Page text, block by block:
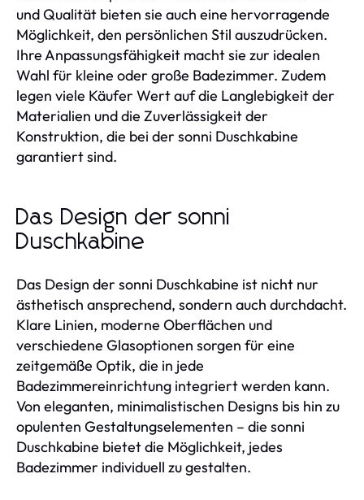
und Qualität bieten sie auch eine hervorragende
Möglichkeit, den persönlichen Stil auszudrücken.
Ihre Anpassungsfähigkeit macht sie zur idealen
Wahl für kleine oder große Badezimmer. Zudem
legen viele Käufer Wert auf die Langlebigkeit der
Materialien und die Zuverlässigkeit der
Konstruktion, die bei der sonni Duschkabine
garantiert sind.
Das Design der sonni
Duschkabine
Das Design der sonni Duschkabine ist nicht nur
ästhetisch ansprechend, sondern auch durchdacht.
Klare Linien, moderne Oberflächen und
verschiedene Glasoptionen sorgen für eine
zeitgemäße Optik, die in jede
Badezimmereinrichtung integriert werden kann.
Von eleganten, minimalistischen Designs bis hin zu
opulenten Gestaltungselementen – die sonni
Duschkabine bietet die Möglichkeit, jedes
Badezimmer individuell zu gestalten.